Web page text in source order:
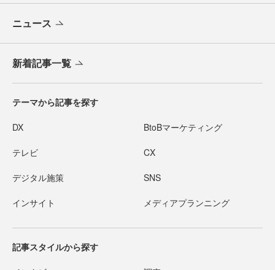
ニュース
新着記事一覧
テーマから記事を探す
DX BtoBマーケティング
テレビ CX
デジタル施策 SNS
インサイト メディアプランニング
記事スタイルから探す